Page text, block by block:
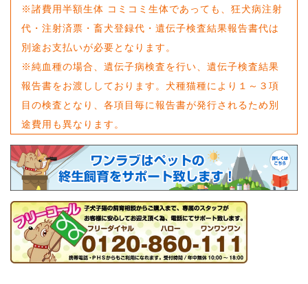
※諸費用半額生体 コミコミ生体であっても、狂犬病注射
代・注射済票・畜犬登録代・遺伝子検査結果報告書代は
別途お支払いが必要となります。
※純血種の場合、遺伝子病検査を行い、遺伝子検査結果
報告書をお渡ししております。犬種猫種により１～３項
目の検査となり、各項目毎に報告書が発行されるため別
途費用も異なります。